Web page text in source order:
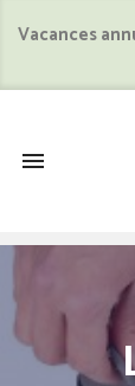
Vacances
